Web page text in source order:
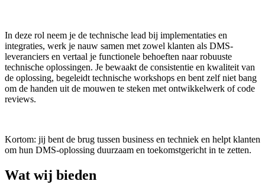
In deze rol neem je de technische lead bij implementaties en
integraties, werk je nauw samen met zowel klanten als DMS-
leveranciers en vertaal je functionele behoeften naar robuuste
technische oplossingen. Je bewaakt de consistentie en kwaliteit van
de oplossing, begeleidt technische workshops en bent zelf niet bang
om de handen uit de mouwen te steken met ontwikkelwerk of code
reviews.
Kortom: jij bent de brug tussen business en techniek en helpt klanten
om hun DMS-oplossing duurzaam en toekomstgericht in te zetten.
Wat wij bieden